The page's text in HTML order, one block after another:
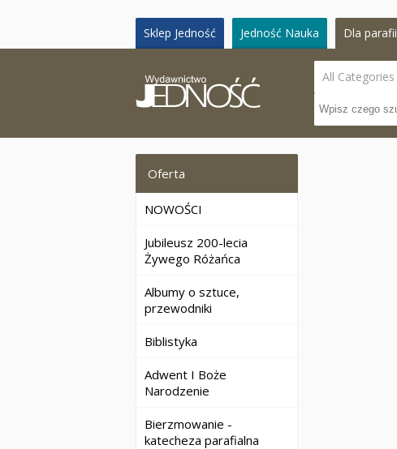
Sklep Jedność Jedność Nauka Dla parafii
All Categories
Oferta
NOWOŚCI
Jubileusz 200-lecia
Żywego Różańca
Albumy o sztuce,
przewodniki
Biblistyka
Adwent I Boże
Narodzenie
Bierzmowanie -
katecheza parafialna